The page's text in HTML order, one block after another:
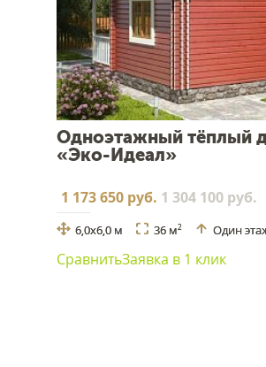
Одноэтажный тёплый
«Эко-Идеал»
1 173 650 руб. 1 304 100 руб.
6,0х6,0 м 36 м2 Один
СравнитьЗаявка в 1 клик